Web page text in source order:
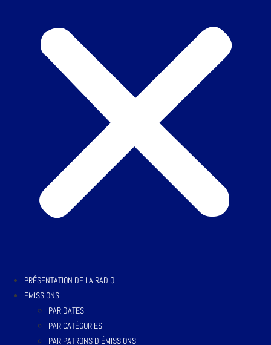
PRÉSENTATION DE LA RADIO
EMISSIONS
PAR DATES
PAR CATÉGORIES
PAR PATRONS D’ÉMISSIONS